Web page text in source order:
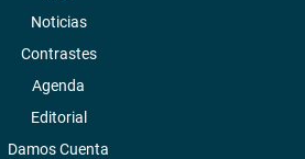
Noticias
Contrastes
Agenda
Editorial
Damos Cuenta